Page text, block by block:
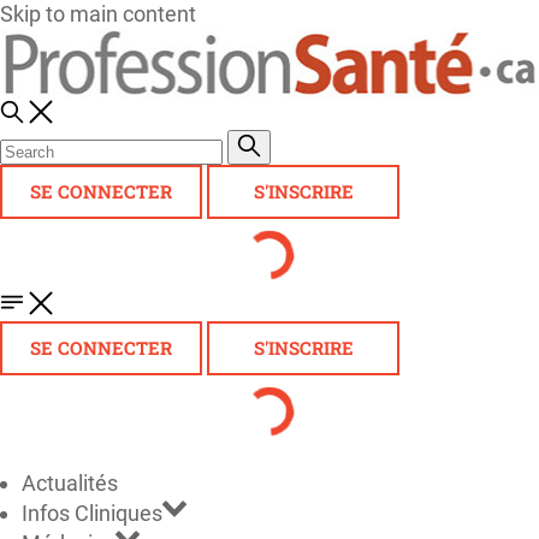
Skip to main content
SE CONNECTER S'INSCRIRE
SE CONNECTER S'INSCRIRE
Actualités
Infos Cliniques